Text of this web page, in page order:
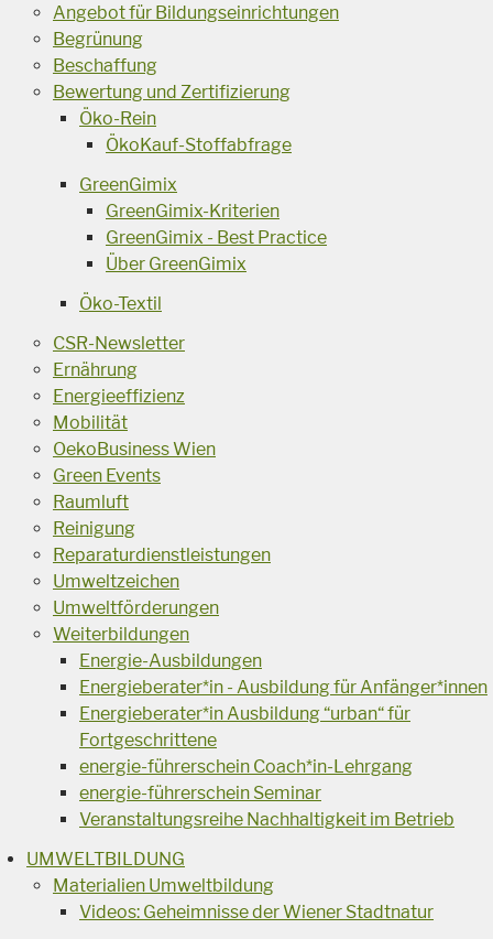
Angebot für Bildungseinrichtungen
Begrünung
Beschaffung
Bewertung und Zertifizierung
Öko-Rein
ÖkoKauf-Stoffabfrage
GreenGimix
GreenGimix-Kriterien
GreenGimix - Best Practice
Über GreenGimix
Öko-Textil
CSR-Newsletter
Ernährung
Energieeffizienz
Mobilität
OekoBusiness Wien
Green Events
Raumluft
Reinigung
Reparaturdienstleistungen
Umweltzeichen
Umweltförderungen
Weiterbildungen
Energie-Ausbildungen
Energieberater*in - Ausbildung für Anfänger*innen
Energieberater*in Ausbildung “urban“ für
Fortgeschrittene
energie-führerschein Coach*in-Lehrgang
energie-führerschein Seminar
Veranstaltungsreihe Nachhaltigkeit im Betrieb
UMWELTBILDUNG
Materialien Umweltbildung
Videos: Geheimnisse der Wiener Stadtnatur